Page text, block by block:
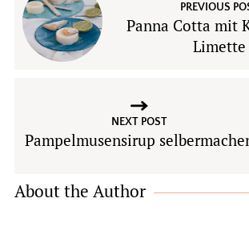
PREVIOUS
Panna Cotta mit
Limette
NEXT POST
Pampelmusensirup
About the Author